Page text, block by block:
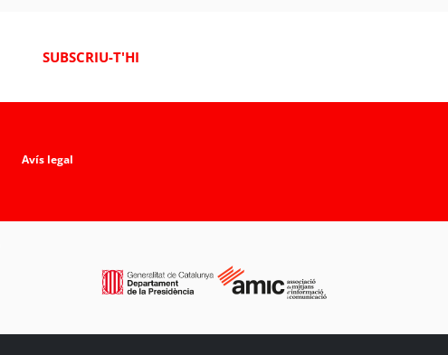
SUBSCRIU-T'HI
Avís legal